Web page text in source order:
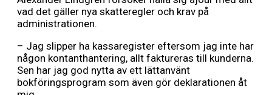
vad det gäller nya skatteregler och krav på
administrationen.
– Jag slipper ha kassaregister eftersom jag inte har
någon kontanthantering, allt faktureras till kunderna.
Sen har jag god nytta av ett lättanvänt
bokföringsprogram som även gör deklarationen åt